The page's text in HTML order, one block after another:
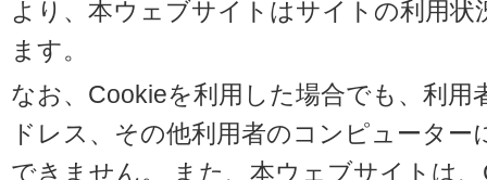
より、本ウェブサイトはサイトの利用
ます。
なお、Cookieを利用した場合でも、利用
ドレス、その他利用者のコンピュータ
できません。 また、本ウェブサイトは